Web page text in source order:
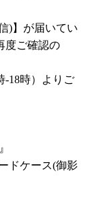
)】が届いてい
度ご確認の
-18時）よりご
ドケース(御影